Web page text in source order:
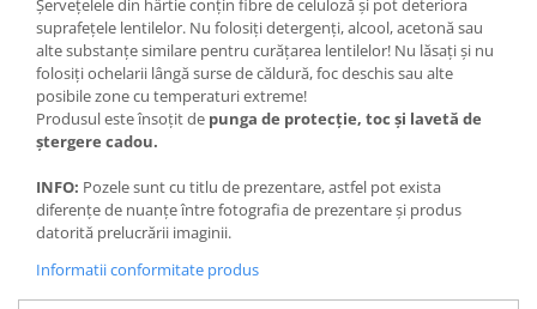
Șervețelele din hârtie conțin fibre de celuloză și pot deteriora
suprafețele lentilelor. Nu folosiți detergenți, alcool, acetonă sau
alte substanțe similare pentru curățarea lentilelor! Nu lăsați și nu
folosiți ochelarii lângă surse de căldură, foc deschis sau alte
posibile zone cu temperaturi extreme!
Produsul este însoțit de punga de protecție, toc și lavetă de
ștergere cadou.
INFO: Pozele sunt cu titlu de prezentare, astfel pot exista
diferențe de nuanțe între fotografia de prezentare și produs
datorită prelucrării imaginii.
Informatii conformitate produs